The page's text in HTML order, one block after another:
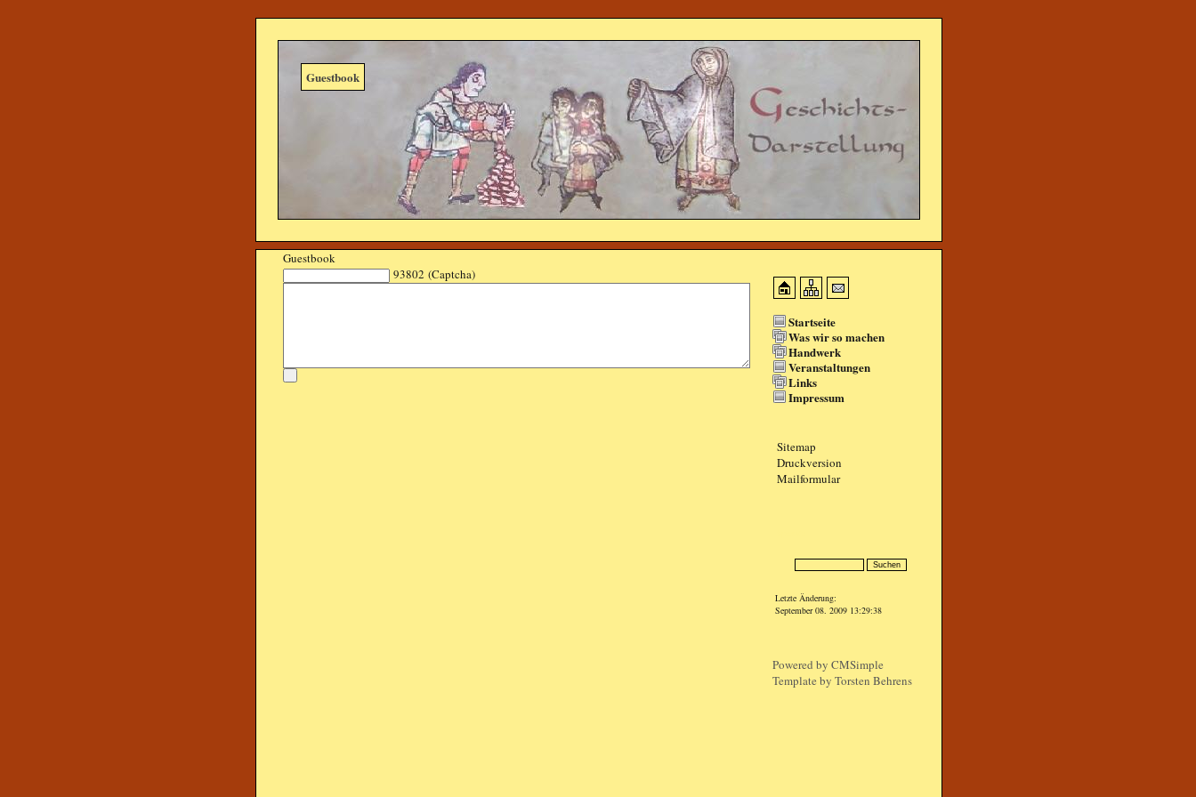
Guestbook
Guestbook
93802 (Captcha)
Startseite
Was wir so machen
Handwerk
Veranstaltungen
Links
Impressum
Sitemap
Druckversion
Mailformular
Letzte Änderung:
September 08. 2009 13:29:38
Powered by CMSimple
Template by Torsten Behrens